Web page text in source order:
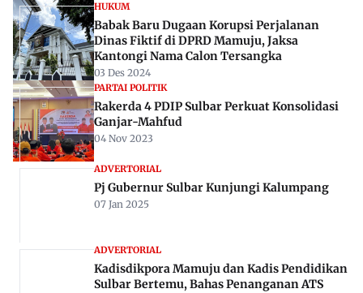
HUKUM
Babak Baru Dugaan Korupsi Perjalanan
Dinas Fiktif di DPRD Mamuju, Jaksa
Kantongi Nama Calon Tersangka
03 Des 2024
PARTAI POLITIK
Rakerda 4 PDIP Sulbar Perkuat Konsolidasi
Ganjar-Mahfud
04 Nov 2023
ADVERTORIAL
Pj Gubernur Sulbar Kunjungi Kalumpang
07 Jan 2025
ADVERTORIAL
Kadisdikpora Mamuju dan Kadis Pendidikan
Sulbar Bertemu, Bahas Penanganan ATS